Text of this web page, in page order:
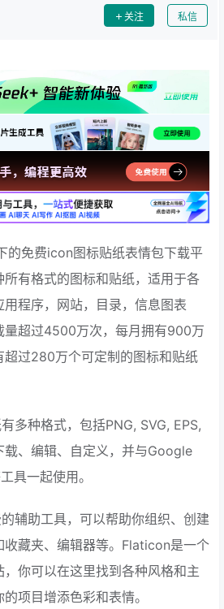
关注 私信
的免费icon图标贴纸表情包下载平
有格式的图标和贴纸，适用于各
程序，网站，目录，信息图表
量超过4500万次，每月拥有900万
超过280万个可定制的图标和贴纸
多种格式，包括PNG, SVG, EPS,
载、编辑、自定义，并与Google
具一起使用。
辅助工具，可以帮助你组织、创建
收藏夹、编辑器等。Flaticon是一个
你可以在这里找到各种风格和主
项目增添色彩和表情。